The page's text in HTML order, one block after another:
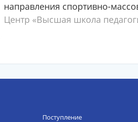
направления спортивно-
Центр «Высшая школа
Поступление